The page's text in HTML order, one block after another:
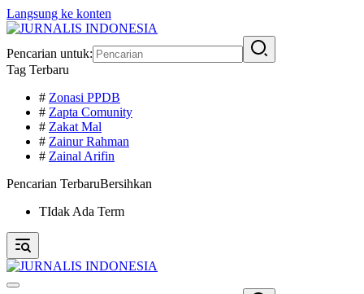
Langsung ke konten
Pencarian untuk:
Tag Terbaru
# Zonasi PPDB
# Zapta Comunity
# Zakat Mal
# Zainur Rahman
# Zainal Arifin
Pencarian TerbaruBersihkan
TIdak Ada Term